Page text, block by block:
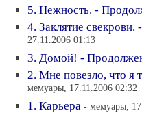
5. Нежность. -
4. Заклятие
27.11.2006 01:13
3. Домой! -
2. Мне повезло, что я
мемуары, 17.11.2006 02:32
1. Карьера - мемуары,